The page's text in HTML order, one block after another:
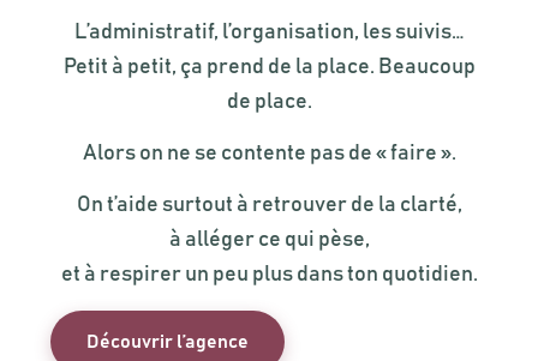
L’administratif, l’organisation, les suivis…
Petit à petit, ça prend de la place. Beaucoup
de place.
Alors on ne se contente pas de « faire ».
On t’aide surtout à retrouver de la clarté,
à alléger ce qui pèse,
et à respirer un peu plus dans ton quotidien.
Découvrir l’agence